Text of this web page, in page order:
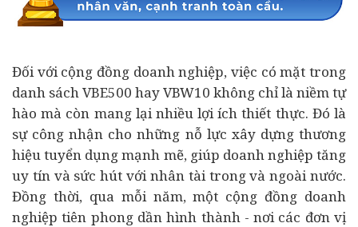
Đối với cộng đồng doanh nghiệp, việc có mặt trong
danh sách VBE500 hay VBW10 không chỉ là niềm tự
hào mà còn mang lại nhiều lợi ích thiết thực. Đó là
sự công nhận cho những nỗ lực xây dựng thương
hiệu tuyển dụng mạnh mẽ, giúp doanh nghiệp tăng
uy tín và sức hút với nhân tài trong và ngoài nước.
Đồng thời, qua mỗi năm, một cộng đồng doanh
nghiệp tiên phong dần hình thành - nơi các đơn vị